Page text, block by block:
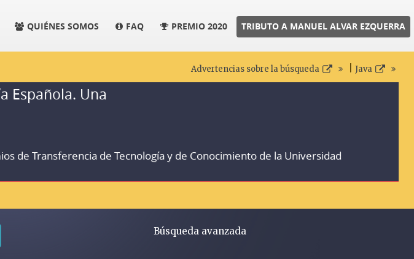
QUIÉNES SOMOS FAQ PREMIO 2020 TRIBUTO A MANUEL ALVAR EZQUERRA
Advertencias sobre la búsqueda Java
Española. Una
de Transferencia de Tecnología y de Conocimiento de la Universidad
Búsqueda avanzada